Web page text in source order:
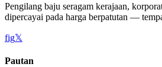
Pengilang baju seragam kerajaan,
dipercayai pada harga berpatutan —
fig𝕏
Pautan